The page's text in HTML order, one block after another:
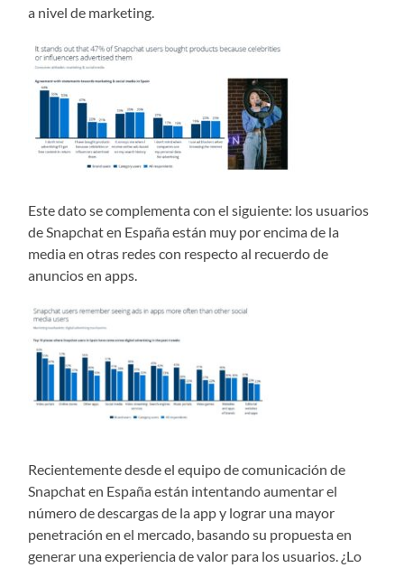
a nivel de marketing.
Este dato se complementa con el siguiente: los usuarios
de Snapchat en España están muy por encima de la
media en otras redes con respecto al recuerdo de
anuncios en apps.
Recientemente desde el equipo de comunicación de
Snapchat en España están intentando aumentar el
número de descargas de la app y lograr una mayor
penetración en el mercado, basando su propuesta en
generar una experiencia de valor para los usuarios. ¿Lo